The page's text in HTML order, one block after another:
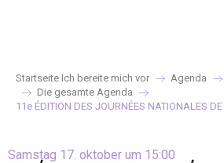
Startseite Ich bereite mich vor Agenda
Die gesamte Agenda
11e ÉDITION DES JOURNÉES NATIONALES
Samstag 17. oktober um 15:00